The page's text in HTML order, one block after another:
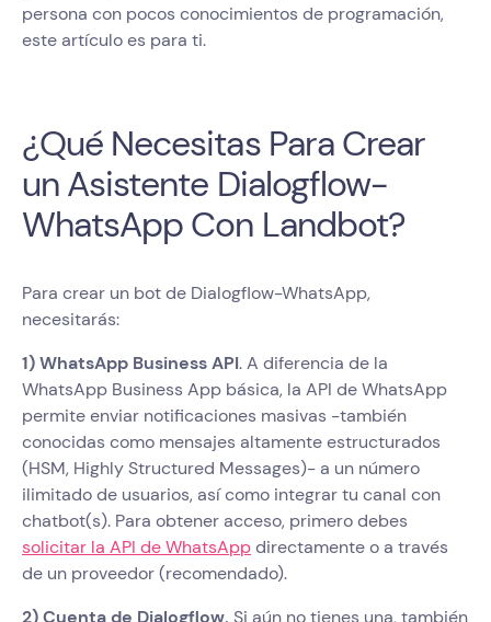
persona con pocos conocimientos de programación,
este artículo es para ti.
¿Qué Necesitas Para Crear
un Asistente Dialogflow-
WhatsApp Con Landbot?
Para crear un bot de Dialogflow-WhatsApp,
necesitarás:
1) WhatsApp Business API. A diferencia de la
WhatsApp Business App básica, la API de WhatsApp
permite enviar notificaciones masivas -también
conocidas como mensajes altamente estructurados
(HSM, Highly Structured Messages)- a un número
ilimitado de usuarios, así como integrar tu canal con
chatbot(s). Para obtener acceso, primero debes
solicitar la API de WhatsAppdirectamente o a través
de un proveedor (recomendado).
2) Cuenta de Dialogflow. Si aún no tienes una, también